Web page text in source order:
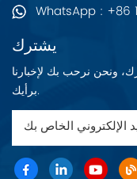
WhatsApp : +86
يشترك
ونحن نرحب بك لإخبارنا
برأيك.